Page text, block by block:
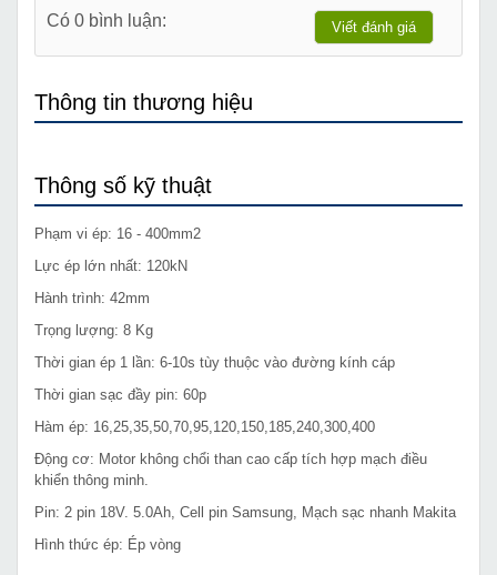
Có 0 bình luận: Viết đánh giá
Thông tin thương hiệu
Thông số kỹ thuật
Phạm vi ép: 16 - 400mm2
Lực ép lớn nhất: 120kN
Hành trình: 42mm
Trọng lượng: 8 Kg
Thời gian ép 1 lần: 6-10s tùy thuộc vào đường kính cáp
Thời gian sạc đầy pin: 60p
Hàm ép: 16,25,35,50,70,95,120,150,185,240,300,400
Động cơ: Motor không chổi than cao cấp tích hợp mạch điều
khiển thông minh.
Pin: 2 pin 18V. 5.0Ah, Cell pin Samsung, Mạch sạc nhanh Makita
Hình thức ép: Ép vòng